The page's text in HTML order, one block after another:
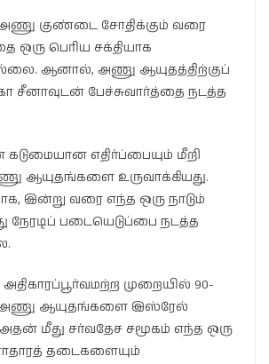
அணு குண்டை சோதிக்கும் வரை
ஒரு பெரிய சக்தியாக
ஆனால், அணு ஆயுதத்திற்குப்
சீனாவுடன் பேச்சுவார்த்தை நடத்த
கடுமையான எதிர்ப்பையும் மீறி
ஆயுதங்களை உருவாக்கியது.
இன்று வரை எந்த ஒரு நாடும்
நேரடிப் படையெடுப்பை நடத்த
அதிகாரப்பூர்வமற்ற முறையில் 90-
அணு ஆயுதங்களை இஸ்ரேல்
மீது சர்வதேச சமூகம் எந்த ஒரு
தடைகளையும்